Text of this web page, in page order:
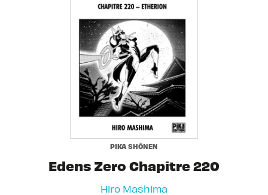
PIKA SHÔNEN
Edens Zero Chapitre 220
Hiro Mashima